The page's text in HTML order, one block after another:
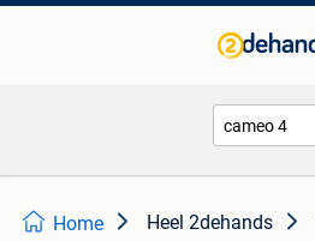
Home Heel 2dehands